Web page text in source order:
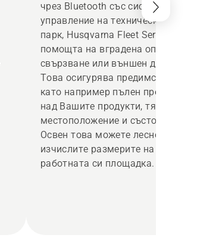
чрез Bluetooth със системата за
управление на техническия
парк, Husqvarna Fleet Services™ с
помощта на вградена опция за
свързване или външен датчик.
Това осигурява предимства,
като например пълен преглед
над Вашите продукти, тяхното
местоположение и състояние.
Освен това можете лесно да
изчислите размерите на
работната си площадка.